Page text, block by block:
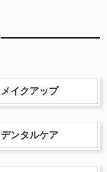
メイクアップ
デンタルケア